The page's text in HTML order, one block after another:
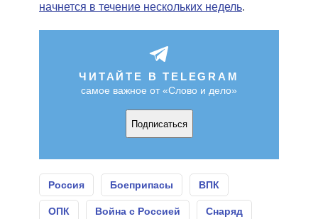
начнется в течение нескольких недель.
ЧИТАЙТЕ В TELEGRAM
самое важное от «Слово и дело»
Подписаться
Россия Боеприпасы ВПК
ОПК Война с Россией Снаряд